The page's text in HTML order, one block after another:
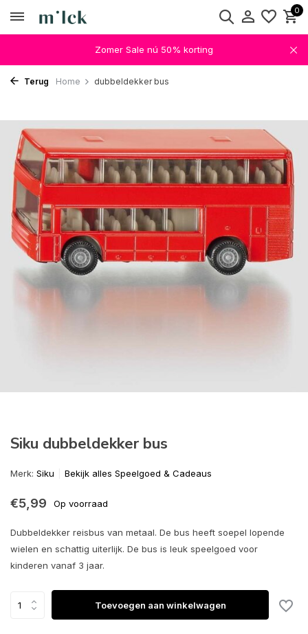
0
Zomer Sale nú 50% korting
Terug Home dubbeldekker bus
Siku dubbeldekker bus
Merk: Siku Bekijk alles Speelgoed & Cadeaus
€5,99 Op voorraad
Dubbeldekker reisbus van metaal. De bus heeft soepel lopende
wielen en schattig uiterlijk. De bus is leuk speelgoed voor
kinderen vanaf 3 jaar.
Toevoegen aan winkelwagen